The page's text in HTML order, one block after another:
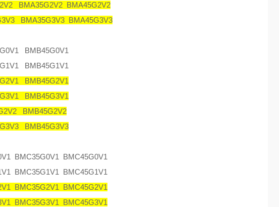
BMA35G2V2 BMA45G2V2
BMA35G3V3 BMA45G3V3
BMB45G0V1
BMB45G1V1
BMB45G2V1
BMB45G3V1
BMB45G2V2
BMB45G3V3
BMC35G0V1 BMC45G0V1
BMC35G1V1 BMC45G1V1
BMC35G2V1 BMC45G2V1
BMC35G3V1 BMC45G3V1